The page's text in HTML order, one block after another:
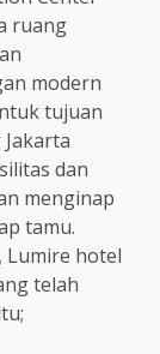
ruang
modern
tujuan
dan
menginap
tamu.
Lumire hotel
telah